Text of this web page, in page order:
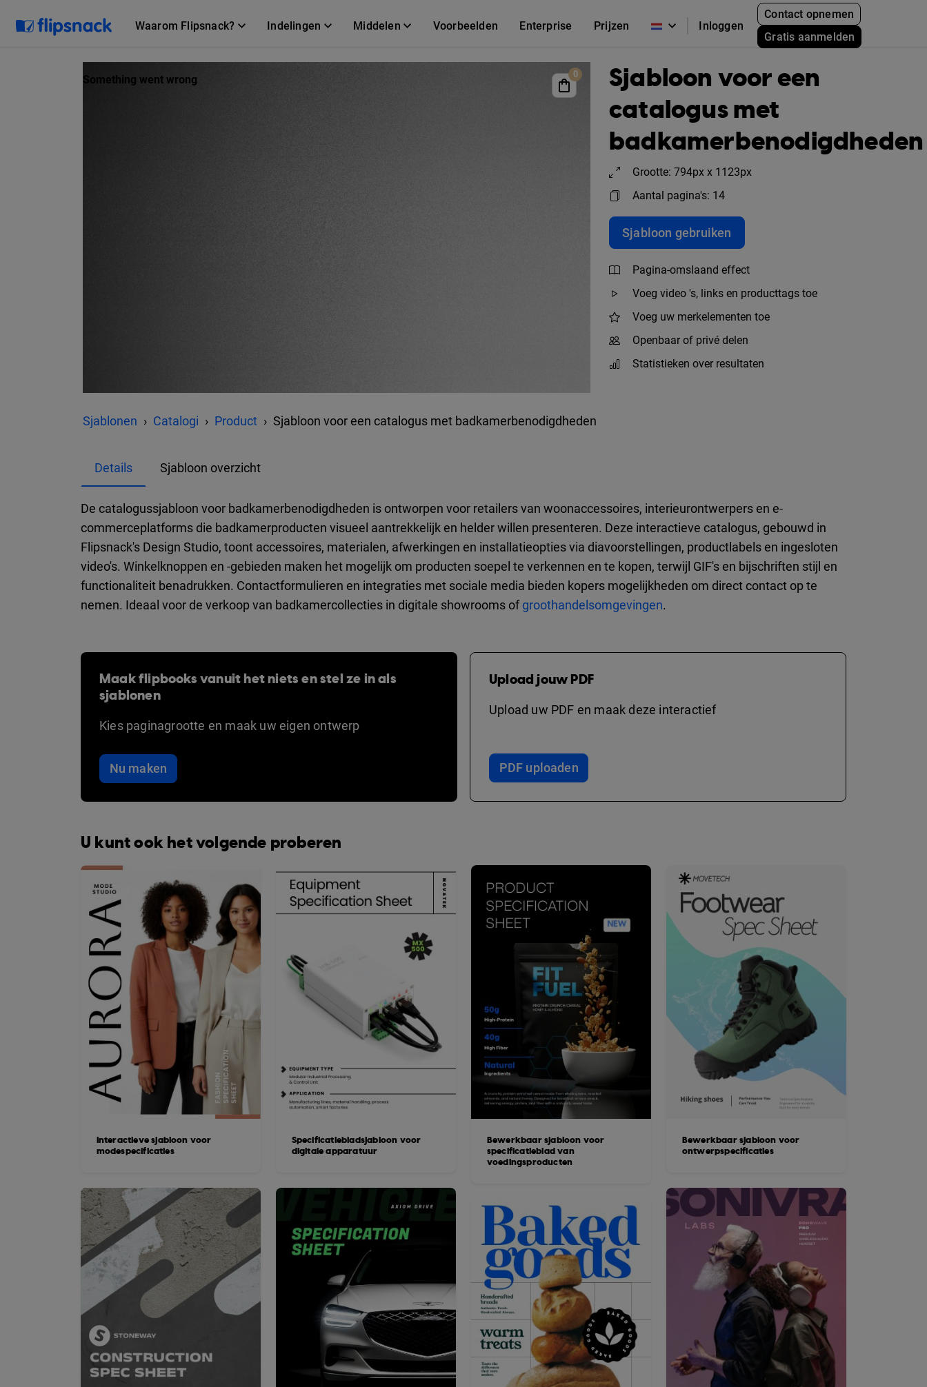
Waarom Flipsnack? Indelingen Middelen Voorbeelden Enterprise Prijzen Inloggen
Contact opnemen
Gratis aanmelden
Sjabloon voor een
catalogus met
badkamerbenodigdheden
Grootte: 794px x 1123px
Aantal pagina's: 14
Sjabloon gebruiken
Pagina-omslaand effect
Voeg video 's, links en producttags toe
Voeg uw merkelementen toe
Openbaar of privé delen
Statistieken over resultaten
Sjablonen Catalogi Product Sjabloon voor een catalogus met badkamerbenodigdheden
Details Sjabloon overzicht
De catalogussjabloon voor badkamerbenodigdheden is ontworpen voor retailers van woonaccessoires, interieurontwerpers en e-
commerceplatforms die badkamerproducten visueel aantrekkelijk en helder willen presenteren. Deze interactieve catalogus, gebouwd in
Flipsnack's Design Studio, toont accessoires, materialen, afwerkingen en installatieopties via diavoorstellingen, productlabels en ingesloten
video's. Winkelknoppen en -gebieden maken het mogelijk om producten soepel te verkennen en te kopen, terwijl GIF's en bijschriften stijl en
functionaliteit benadrukken. Contactformulieren en integraties met sociale media bieden kopers mogelijkheden om direct contact op te
nemen. Ideaal voor de verkoop van badkamercollecties in digitale showrooms ofgroothandelsomgevingen.
Maak flipbooks vanuit het niets en stel ze in als
sjablonen
Kies paginagrootte en maak uw eigen ontwerp
Nu maken
Upload jouw PDF
Upload uw PDF en maak deze interactief
PDF uploaden
U kunt ook het volgende proberen
Interactieve sjabloon voor
modespecificaties
Specificatiebladsjabloon voor
digitale apparatuur
Bewerkbaar sjabloon voor
specificatieblad van
voedingsproducten
Bewerkbaar sjabloon voor
ontwerpspecificaties